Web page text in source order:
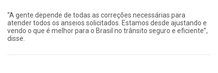
“A gente depende de todas as correções necessárias para
atender todos os anseios solicitados. Estamos desde ajustando e
vendo o que é melhor para o Brasil no trânsito seguro e eficiente”,
disse.